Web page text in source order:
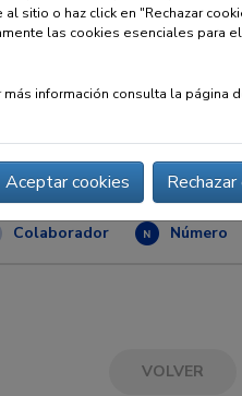
:https://
Colaborador Número
VOLVER
al sitio o haz click en "Rechazar
las cookies esenciales para
más información consulta la página
Aceptar cookies